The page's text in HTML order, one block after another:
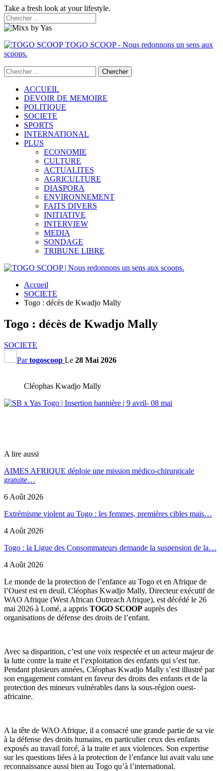
Take a fresh look at your lifestyle.
TOGO SCOOP - Nous redonnons un sens aux
scoops.
ACCUEIL
DEVOIR DE MEMOIRE
POLITIQUE
SOCIETE
SPORTS
INTERNATIONAL
PLUS
ECONOMIE
CULTURE
ACTUALITES
AGRICULTURE
DIASPORA
ENVIRONNEMENT
FAITS DIVERS
INITIATIVE
INTERVIEW
MEDIA
SONDAGE
TRIBUNE LIBRE
Accueil
SOCIETE
Togo : décès de Kwadjo Mally
Togo : décès de Kwadjo Mally
SOCIETE
Partogoscoop Le 28 Mai 2026
Cléophas Kwadjo Mally
A lire aussi
AIMES AFRIQUE déploie une mission médico-chirurgicale
gratuite…
6 Août 2026
Extrémisme violent au Togo : les femmes, premières cibles mais…
4 Août 2026
Togo : la Ligue des Consommateurs demande la suspension de la…
4 Août 2026
Le monde de la protection de l’enfance au Togo et en Afrique de
l’Ouest est en deuil. Cléophas Kwadjo Mally, Directeur exécutif de
WAO Afrique (West African Outreach Afrique), est décédé le 26
mai 2026 à Lomé, a appris TOGO SCOOP auprès des
organisations de défense des droits de l’enfant.
Avec sa disparition, c’est une voix respectée et un acteur majeur de
la lutte contre la traite et l’exploitation des enfants qui s’est tue.
Pendant plusieurs années, Cléophas Kwadjo Mally s’est illustré par
son engagement constant en faveur des droits des enfants et de la
protection des mineurs vulnérables dans la sous-région ouest-
africaine.
A la tête de WAO Afrique, il a consacré une grande partie de sa vie
à la défense des droits humains, en particulier ceux des enfants
exposés au travail forcé, à la traite et aux violences. Son expertise
sur les questions liées à la protection de l’enfance lui avait valu une
reconnaissance aussi bien au Togo qu’à l’international.